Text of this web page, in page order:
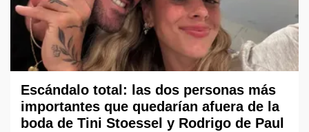
Escándalo total: las dos personas más
importantes que quedarían afuera de la
boda de Tini Stoessel y Rodrigo de Paul